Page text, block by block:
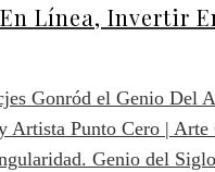
Línea, Invertir